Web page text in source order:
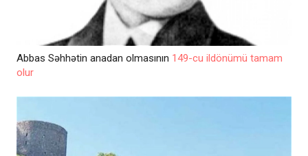
Abbas Səhhətin anadan olmasının 149-cu ildönümü tamam
olur